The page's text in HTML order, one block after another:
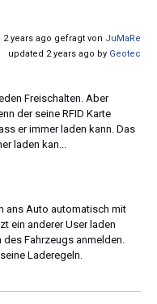
2 years ago gefragt von JuMaRe
updated 2 years ago by Geotec
Freischalten. Aber
der seine RFID Karte
er immer laden kann. Das
laden kan...
ans Auto automatisch mit
ein anderer User laden
Fahrzeugs anmelden.
Laderegeln.